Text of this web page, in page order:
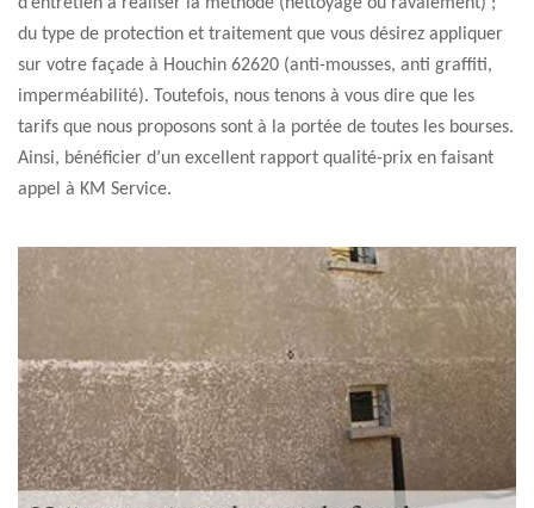
du type de protection et traitement que vous désirez appliquer
sur votre façade à Houchin 62620 (anti-mousses, anti graffiti,
imperméabilité). Toutefois, nous tenons à vous dire que les
tarifs que nous proposons sont à la portée de toutes les bourses.
Ainsi, bénéficier d’un excellent rapport qualité-prix en faisant
appel à KM Service.